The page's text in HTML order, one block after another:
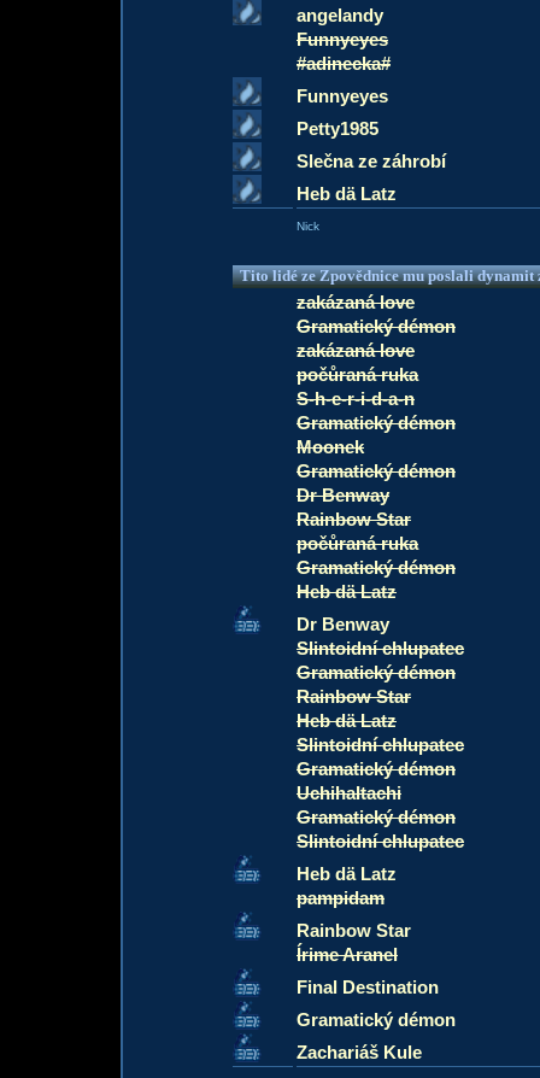
angelandy
Funnyeyes
#adinecka#
Funnyeyes
Petty1985
Slečna ze záhrobí
Heb dä Latz
Nick
Tito lidé ze Zpovědnice mu poslali dynamit
zakázaná love
Gramatický démon
zakázaná love
počůraná ruka
S-h-e-r-i-d-a-n
Gramatický démon
Moonek
Gramatický démon
Dr Benway
Rainbow Star
počůraná ruka
Gramatický démon
Heb dä Latz
Dr Benway
Slintoidní chlupatec
Gramatický démon
Rainbow Star
Heb dä Latz
Slintoidní chlupatec
Gramatický démon
UchihaItachi
Gramatický démon
Slintoidní chlupatec
Heb dä Latz
pampidam
Rainbow Star
Írime Aranel
Final Destination
Gramatický démon
Zachariáš Kule